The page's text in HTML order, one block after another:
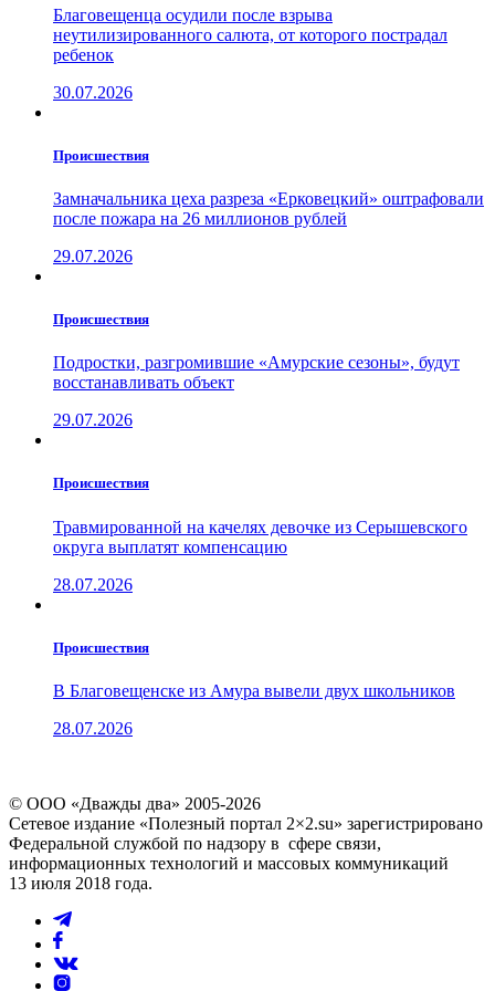
Благовещенца осудили после взрыва
неутилизированного салюта, от которого пострадал
ребенок
30.07.2026
Проиcшествия
Замначальника цеха разреза «Ерковецкий» оштрафовали
после пожара на 26 миллионов рублей
29.07.2026
Проиcшествия
Подростки, разгромившие «Амурские сезоны», будут
восстанавливать объект
29.07.2026
Проиcшествия
Травмированной на качелях девочке из Серышевского
округа выплатят компенсацию
28.07.2026
Проиcшествия
В Благовещенске из Амура вывели двух школьников
28.07.2026
© ООО «Дважды два» 2005-2026
Сетевое издание «Полезный портал 2×2.su» зарегистрировано
Федеральной службой по надзору в сфере связи,
информационных технологий и массовых коммуникаций
13 июля 2018 года.